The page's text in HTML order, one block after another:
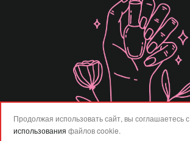
Продолжая использовать сайт, вы соглашаетесь с
использования файлов cookie.